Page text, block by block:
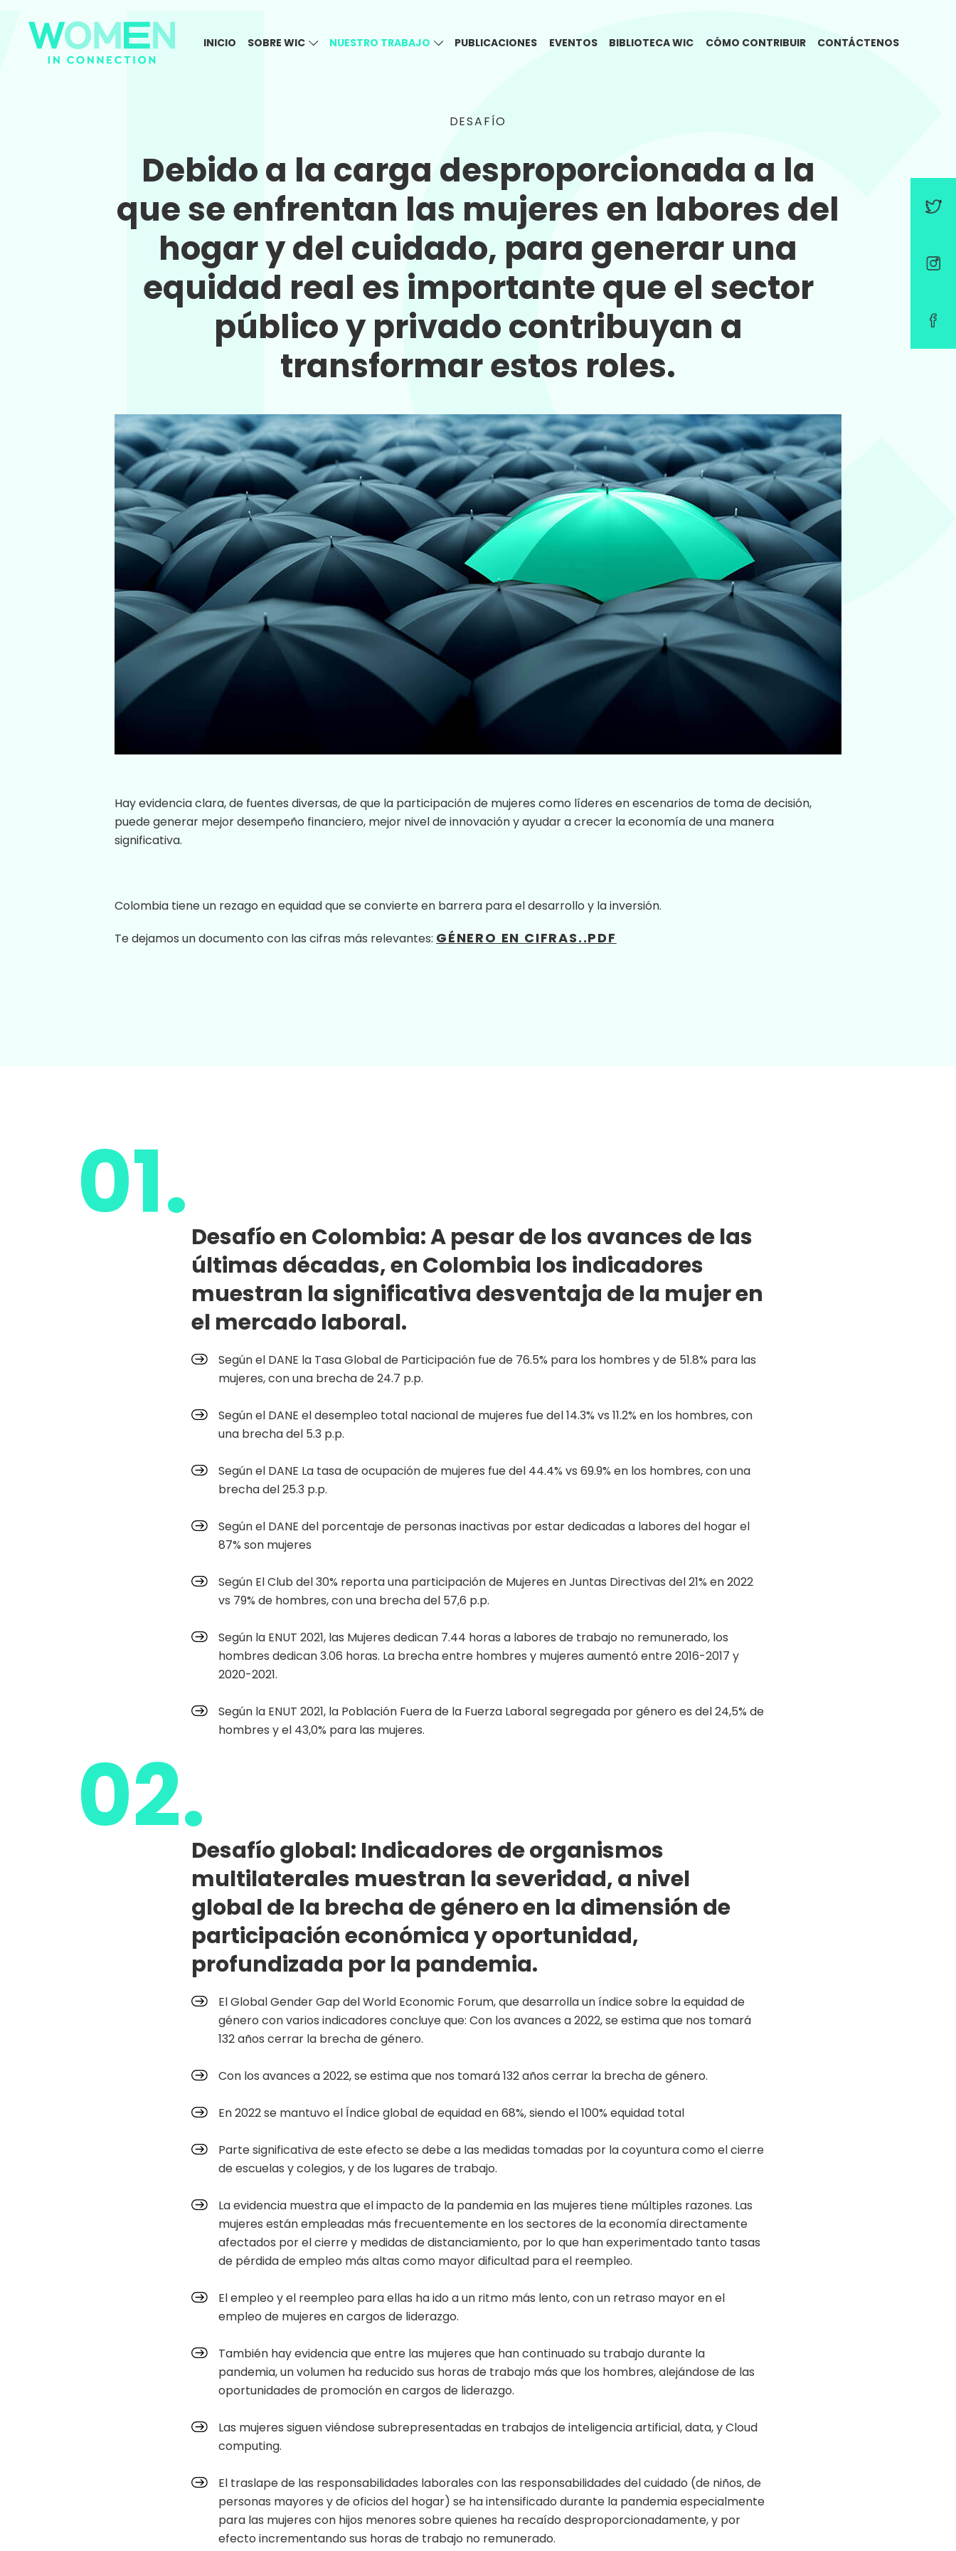
INICIO SOBRE WIC NUESTRO TRABAJO PUBLICACIONES EVENTOS BIBLIOTECA WIC CÓMO CONTRIBUIR CONTÁCTENOS
DESAFÍO
Debido a la carga desproporcionada a la
que se enfrentan las mujeres en labores del
hogar y del cuidado, para generar una
equidad real es importante que el sector
público y privado contribuyan a
transformar estos roles.
Hay evidencia clara, de fuentes diversas, de que la participación de mujeres como líderes en escenarios de toma de decisión,
puede generar mejor desempeño financiero, mejor nivel de innovación y ayudar a crecer la economía de una manera
significativa.
Colombia tiene un rezago en equidad que se convierte en barrera para el desarrollo y la inversión.
Te dejamos un documento con las cifras más relevantes: GÉNERO EN CIFRAS..PDF
01. Desafío en Colombia: A pesar de los avances de las
últimas décadas, en Colombia los indicadores
muestran la significativa desventaja de la mujer en
el mercado laboral.
Según el DANE la Tasa Global de Participación fue de 76.5% para los hombres y de 51.8% para las
mujeres, con una brecha de 24.7 p.p.
Según el DANE el desempleo total nacional de mujeres fue del 14.3% vs 11.2% en los hombres, con
una brecha del 5.3 p.p.
Según el DANE La tasa de ocupación de mujeres fue del 44.4% vs 69.9% en los hombres, con una
brecha del 25.3 p.p.
Según el DANE del porcentaje de personas inactivas por estar dedicadas a labores del hogar el
87% son mujeres
Según El Club del 30% reporta una participación de Mujeres en Juntas Directivas del 21% en 2022
vs 79% de hombres, con una brecha del 57,6 p.p.
Según la ENUT 2021, las Mujeres dedican 7.44 horas a labores de trabajo no remunerado, los
hombres dedican 3.06 horas. La brecha entre hombres y mujeres aumentó entre 2016-2017 y
2020-2021.
Según la ENUT 2021, la Población Fuera de la Fuerza Laboral segregada por género es del 24,5% de
hombres y el 43,0% para las mujeres.
02.Desafío global: Indicadores de organismos
multilaterales muestran la severidad, a nivel
global de la brecha de género en la dimensión de
participación económica y oportunidad,
profundizada por la pandemia.
El Global Gender Gap del World Economic Forum, que desarrolla un índice sobre la equidad de
género con varios indicadores concluye que: Con los avances a 2022, se estima que nos tomará
132 años cerrar la brecha de género.
Con los avances a 2022, se estima que nos tomará 132 años cerrar la brecha de género.
En 2022 se mantuvo el Índice global de equidad en 68%, siendo el 100% equidad total
Parte significativa de este efecto se debe a las medidas tomadas por la coyuntura como el cierre
de escuelas y colegios, y de los lugares de trabajo.
La evidencia muestra que el impacto de la pandemia en las mujeres tiene múltiples razones. Las
mujeres están empleadas más frecuentemente en los sectores de la economía directamente
afectados por el cierre y medidas de distanciamiento, por lo que han experimentado tanto tasas
de pérdida de empleo más altas como mayor dificultad para el reempleo.
El empleo y el reempleo para ellas ha ido a un ritmo más lento, con un retraso mayor en el
empleo de mujeres en cargos de liderazgo.
También hay evidencia que entre las mujeres que han continuado su trabajo durante la
pandemia, un volumen ha reducido sus horas de trabajo más que los hombres, alejándose de las
oportunidades de promoción en cargos de liderazgo.
Las mujeres siguen viéndose subrepresentadas en trabajos de inteligencia artificial, data, y Cloud
computing.
El traslape de las responsabilidades laborales con las responsabilidades del cuidado (de niños, de
personas mayores y de oficios del hogar) se ha intensificado durante la pandemia especialmente
para las mujeres con hijos menores sobre quienes ha recaído desproporcionadamente, y por
efecto incrementando sus horas de trabajo no remunerado.